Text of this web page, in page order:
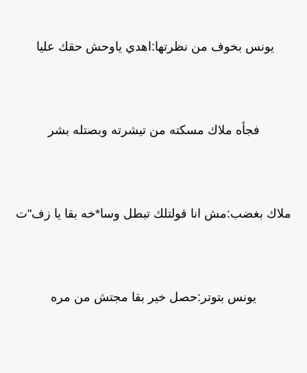
يونس بخوف من نظرتها:اهدي ياوحش حقك عليا
فجأه ملاك مسكته من تيشرته وبصتله بشر
ملاك بغضب:مش انا قولتلك تبطل وسا*خه بقا يا زف"ت
يونس بتوتر:حصل خير بقا مجتش من مره